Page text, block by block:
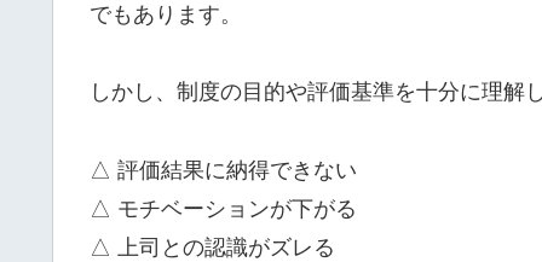
でもあります。
しかし、制度の目的や評価基準を十分に理解
△ 評価結果に納得できない
△ モチベーションが下がる
△ 上司との認識がズレる